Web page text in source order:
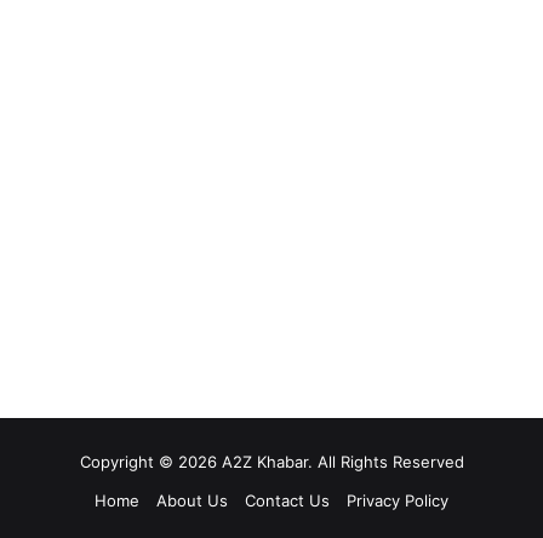
Copyright © 2026 A2Z Khabar. All Rights Reserved
Home
About Us Contact Us Privacy Policy